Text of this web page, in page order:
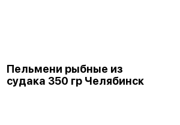
Пельмени рыбные из
судака 350 гр Челябинск